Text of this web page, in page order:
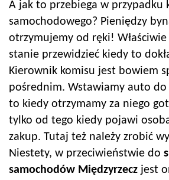
A jak to przebiega w przypadku
samochodowego? Pieniędzy
otrzymujemy od ręki!
stanie przewidzieć kiedy to
Kierownik komisu jest bowiem
pośrednim. Wstawiamy auto do
to kiedy otrzymamy za niego
tylko od tego kiedy pojawi
zakup. Tutaj też należy zrobić
Niestety, w przeciwieństwie do
samochodów Międzyrzecz jest